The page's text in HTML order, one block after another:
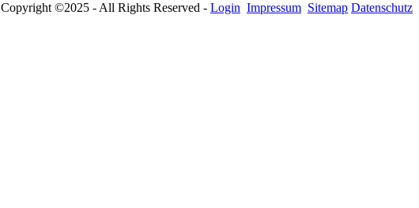
Copyright ©2025 - All Rights Reserved - Login Impressum Sitemap Datenschutz